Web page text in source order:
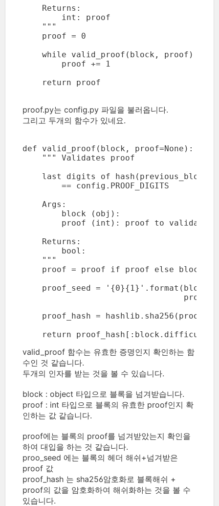
    Returns:
        int: proof
    """
    proof = 0
while valid_proof(block, proof) is
        proof += 1
proof.py는 config.py 파일을 불러옵니다.
그리고 두개의 함수가 있네요.
def valid_proof(block, proof=None):
    """ Validates proof
last digits of
        == config.PROOF_DIGITS
    Args:
        block (obj):
        proof (int): proof to validate
    Returns:
        bool:
    """
proof = proof if proof else
proof_seed =
proof_hash =
valid_proof 함수는 유효한 증명인지 확인하는 함
수인 것 같습니다.
두개의 인자를 받는 것을 볼 수 있습니다.
block : object 타입으로 블록을 넘겨받습니다.
proof : int 타입으로 블록의 유효한 proof인지 확
인하는 값 같습니다.
proof에는 블록의 proof를 넘겨받았는지 확인을
하여 대입을 하는 것 같습니다.
proo_seed 에는 블록의 헤더 해쉬+넘겨받은
proof 값
proof_hash 는 sha256암호화로 블록해쉬 +
proof의 값을 암호화하여 해쉬화하는 것을 볼 수
있습니다.